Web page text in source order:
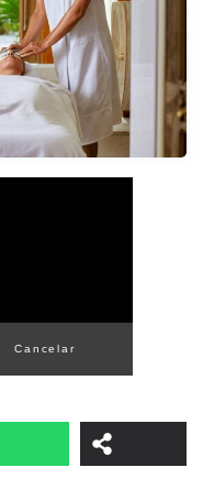
Cancelar